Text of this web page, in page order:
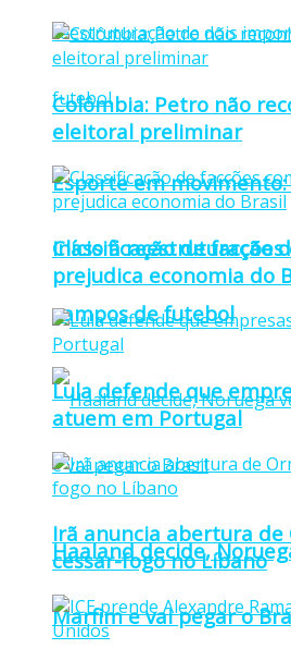
Esporte em
início à reestruturação
campos de futebol
Haaland decide,
Marfim e vai pegar o
Colômbia: Petro não
eleitoral preliminar
Classificação de
prejudica economia do
Lula defende que
atuem em Portugal
Irã anuncia abertura de
cessar-fogo no Líbano